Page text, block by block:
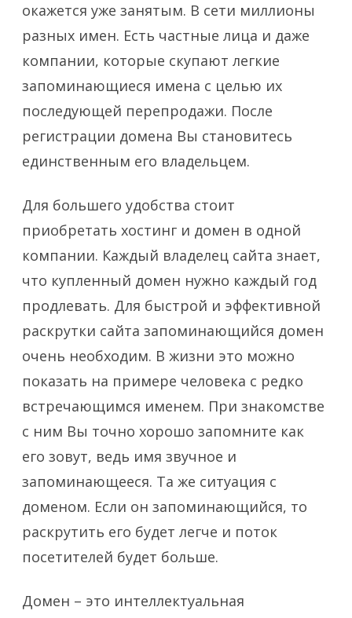
окажется уже занятым. В сети миллионы
разных имен. Есть частные лица и даже
компании, которые скупают легкие
запоминающиеся имена с целью их
последующей перепродажи. После
регистрации домена Вы становитесь
единственным его владельцем.
Для большего удобства стоит
приобретать хостинг и домен в одной
компании. Каждый владелец сайта знает,
что купленный домен нужно каждый год
продлевать. Для быстрой и эффективной
раскрутки сайта запоминающийся домен
очень необходим. В жизни это можно
показать на примере человека с редко
встречающимся именем. При знакомстве
с ним Вы точно хорошо запомните как
его зовут, ведь имя звучное и
запоминающееся. Та же ситуация с
доменом. Если он запоминающийся, то
раскрутить его будет легче и поток
посетителей будет больше.
Домен – это интеллектуальная